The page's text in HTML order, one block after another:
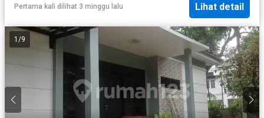
Pertama kali dilihat 3 minggu lalu Lihat detail
1 /9